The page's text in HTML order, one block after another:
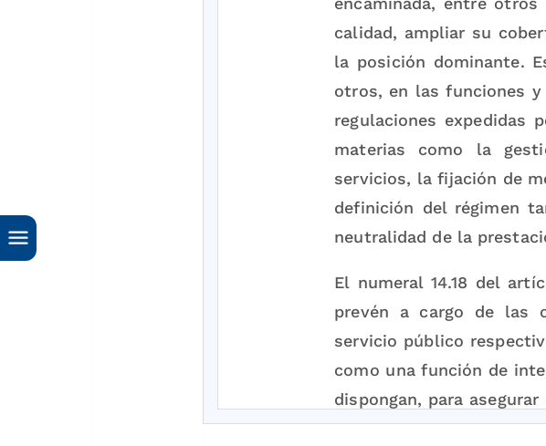
calidad, ampliar su
la posición dominante.
otros, en las funciones y
regulaciones expedidas
materias como la
servicios, la fijación de
definición del régimen
neutralidad de la
El numeral 14.18 del
prevén a cargo de las
servicio público
como una función de
dispongan, para
sus mandatos. Dicha